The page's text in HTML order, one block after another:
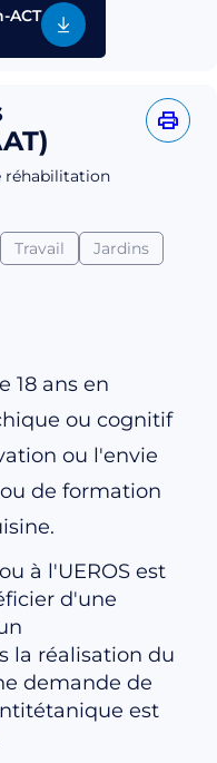
ACT
réhabilitation
Travail
Jardins
18 ans en
ou cognitif
ou l'envie
de formation
à l'UEROS est
d'une
la réalisation du
demande de
est